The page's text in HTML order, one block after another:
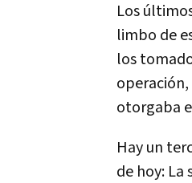
Los
limbo de
los
otorgaba
Hay un
de hoy: La